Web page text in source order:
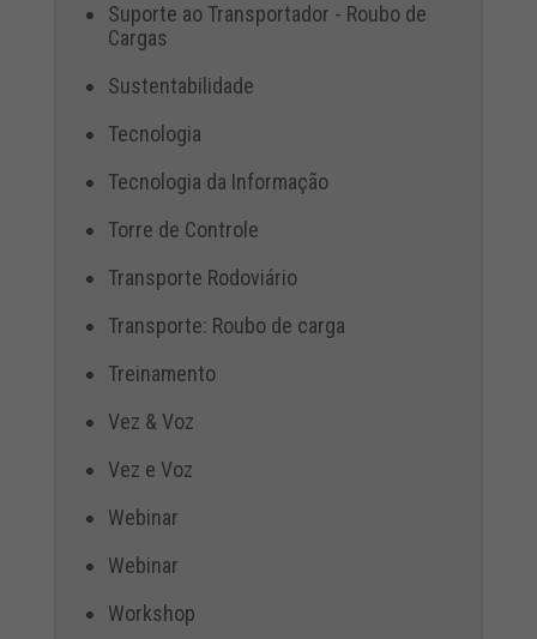
Suporte ao Transportador - Roubo de
Cargas
Sustentabilidade
Tecnologia
Tecnologia da Informação
Torre de Controle
Transporte Rodoviário
Transporte: Roubo de carga
Treinamento
Vez & Voz
Vez e Voz
Webinar
Webinar
Workshop